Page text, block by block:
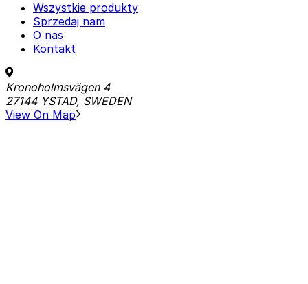
Wszystkie produkty
Sprzedaj nam
O nas
Kontakt
Kronoholmsvägen 4
27144 YSTAD, SWEDEN
View On Map